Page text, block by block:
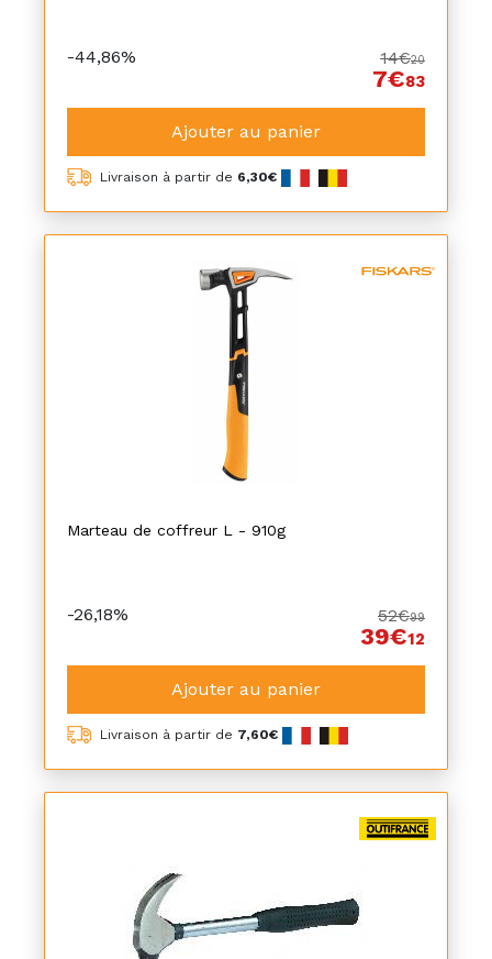
-44,86% 14€20
7€83
Ajouter au panier
Livraison à partir de 6,30€
Marteau de coffreur L - 910g
-26,18% 52€99
39€12
Ajouter au panier
Livraison à partir de 7,60€